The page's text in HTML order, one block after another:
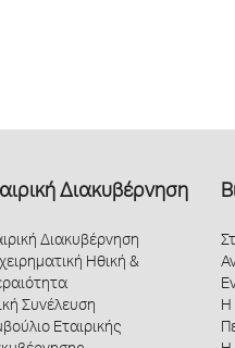
Διακυβέρνηση
Διακυβέρνηση
Ηθική &
Συνέλευση
Εταιρικής
Η